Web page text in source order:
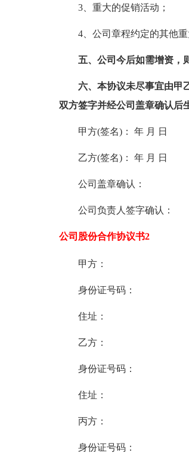
3、重大的促销活动；
4、公司章程约定的其他重
五、公司今后如需增资，
六、本协议未尽事宜由甲
双方签字并经公司盖章确认后
甲方(签名)： 年 月 日
乙方(签名)： 年 月 日
公司盖章确认：
公司负责人签字确认：
公司股份合作协议书2
甲方：
身份证号码：
住址：
乙方：
身份证号码：
住址：
丙方：
身份证号码：